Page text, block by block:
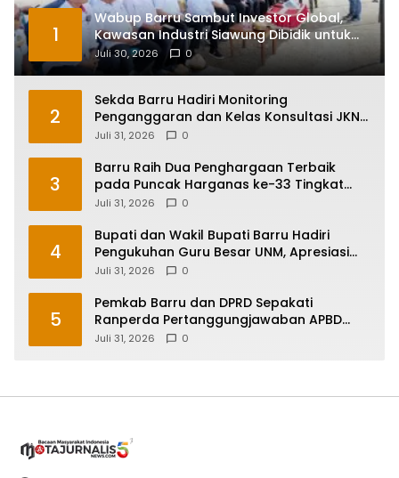
1
Wabup Barru Sambut Investor Global,
Kawasan Industri Siawung Dibidik untuk
Hilirisasi Bawang Putih
Juli 30, 2026 0
2
Sekda Barru Hadiri Monitoring
Penganggaran dan Kelas Konsultasi JKN
2026 Bersama BPJS Kesehatan di
Juli 31, 2026 0
3
Barru Raih Dua Penghargaan Terbaik
pada Puncak Harganas ke-33 Tingkat
Sulawesi Selatan
Juli 31, 2026 0
4
Bupati dan Wakil Bupati Barru Hadiri
Pengukuhan Guru Besar UNM, Apresiasi
Capaian Prof. Kamaruddin Hasan
Juli 31, 2026 0
5
Pemkab Barru dan DPRD Sepakati
Ranperda Pertanggungjawaban APBD
2025, Perkuat Komitmen Tata Kelola dan
Juli 31, 2026 0